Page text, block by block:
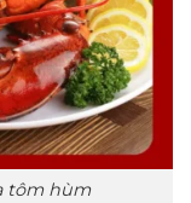
tôm hùm